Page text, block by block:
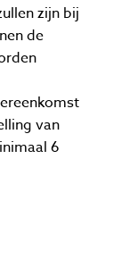
zijn bij
de
van
6